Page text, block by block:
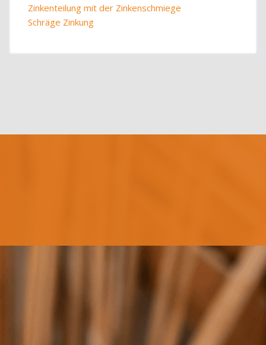
Zinkenteilung mit der Zinkenschmiege
Schräge Zinkung